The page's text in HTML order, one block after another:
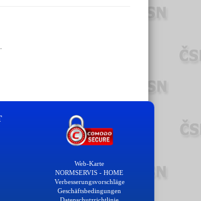
Web-Karte
NORMSERVIS - HOME
Verbesserungsvorschläge
Geschäftsbedingungen